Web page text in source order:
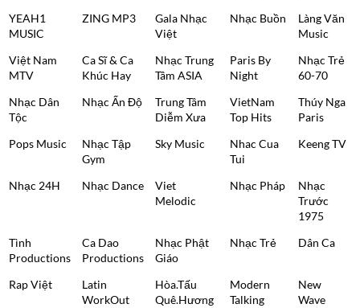
YEAH1
MUSIC
ZING MP3
Gala Nhạc
Việt
Nhạc Buồn
Làng Văn
Music
Việt Nam
MTV
Ca Sĩ & Ca
Khúc Hay
Nhạc Trung
Tâm ASIA
Paris By
Night
Nhạc Trẻ
60-70
Nhạc Dân
Tộc
Nhạc Ấn Độ
Trung Tâm
Diễm Xưa
VietNam
Top Hits
Thúy Nga
Paris
Pops Music
Nhạc Tập
Gym
Sky Music
Nhac Cua
Tui
Keeng TV
Nhạc 24H Nhạc Dance
Viet
Melodic
Nhạc Pháp
Nhạc
Trước
1975
Tình
Productions
Ca Dao
Productions
Nhạc Phật
Giáo
Nhạc Trẻ Dân Ca
Rap Việt
Latin
WorkOut
Hòa.Tấu
Quê.Hương
Modern
Talking
New
Wave